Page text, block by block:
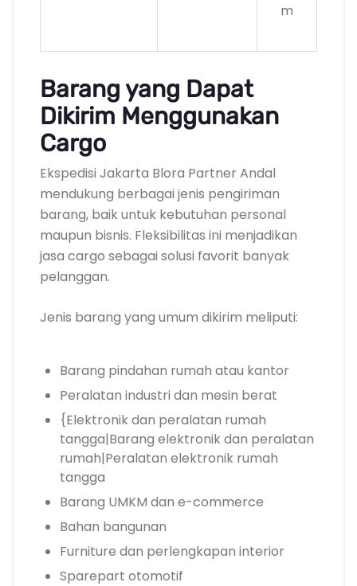
m
Barang yang Dapat
Dikirim Menggunakan
Cargo
Ekspedisi Jakarta Blora Partner Andal
mendukung berbagai jenis pengiriman
barang, baik untuk kebutuhan personal
maupun bisnis. Fleksibilitas ini menjadikan
jasa cargo sebagai solusi favorit banyak
pelanggan.
Jenis barang yang umum dikirim meliputi:
Barang pindahan rumah atau kantor
Peralatan industri dan mesin berat
{Elektronik dan peralatan rumah
tangga|Barang elektronik dan peralatan
rumah|Peralatan elektronik rumah
tangga
Barang UMKM dan e-commerce
Bahan bangunan
Furniture dan perlengkapan interior
Sparepart otomotif